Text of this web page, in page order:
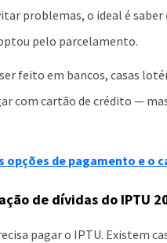
problemas, o ideal é saber
pelo parcelamento.
feito em bancos, casas
com cartão de crédito —
opções de pagamento e o
de dívidas do IPTU
pagar o IPTU. Existem